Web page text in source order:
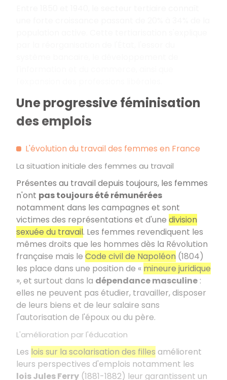
Une progressive féminisation
des emplois
L'évolution du travail des femmes en France
La situation initiale des femmes au travail
Présentes au travail depuis toujours, les femmes
n'ont pas toujours été rémunérées
notamment dans les campagnes et sont
victimes des représentations et d'une division
sexuée du travail. Les femmes revendiquent les
mêmes droits que les hommes dès la Révolution
française mais le Code civil de Napoléon (1804)
les place dans une position de « mineure juridique
», et surtout dans la dépendance masculine :
elles ne peuvent pas étudier, travailler, disposer
de leurs biens et de leur salaire sans
l'autorisation de l'époux ou du père.
L'amélioration par l'éducation
Les lois sur la scolarisation des filles améliorent
leurs perspectives d'emplois notamment les
lois Jules Ferry (1881-1882) leur garantissent un